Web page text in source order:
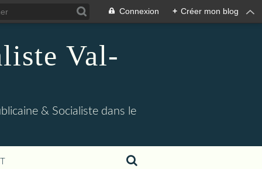
Connexion + Créer mon blog
Val-
& Socialiste dans le